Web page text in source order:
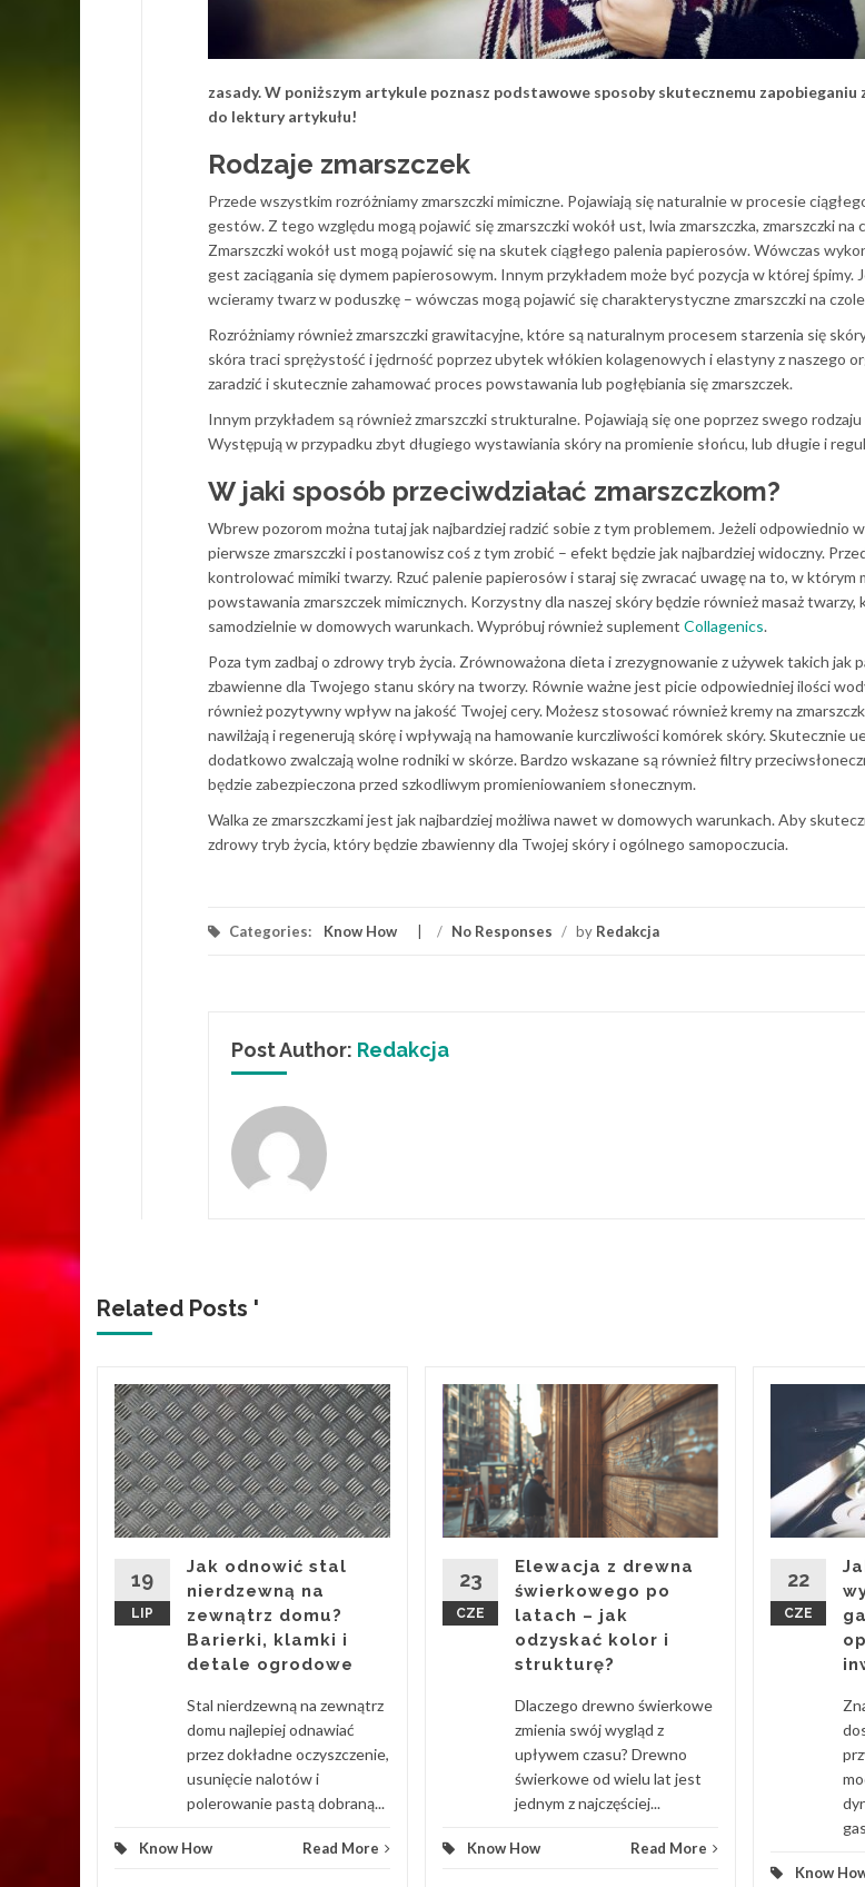
zasady. W poniższym artykule poznasz podstawowe sposoby skutecznemu zapobieganiu
do lektury artykułu!
Rodzaje zmarszczek
Przede wszystkim rozróżniamy zmarszczki mimiczne. Pojawiają się naturalnie w procesie
gestów. Z tego względu mogą pojawić się zmarszczki wokół ust, lwia zmarszczka, zmarszczki na
Zmarszczki wokół ust mogą pojawić się na skutek ciągłego palenia papierosów. Wówczas
gest zaciągania się dymem papierosowym. Innym przykładem może być pozycja w której śpimy.
wcieramy twarz w poduszkę – wówczas mogą pojawić się charakterystyczne zmarszczki na
Rozróżniamy również zmarszczki grawitacyjne, które są naturalnym procesem starzenia się
skóra traci sprężystość i jędrność poprzez ubytek włókien kolagenowych i elastyny z naszego
zaradzić i skutecznie zahamować proces powstawania lub pogłębiania się zmarszczek.
Innym przykładem są również zmarszczki strukturalne. Pojawiają się one poprzez swego
Występują w przypadku zbyt długiego wystawiania skóry na promienie słońcu, lub długie i
W jaki sposób przeciwdziałać zmarszczkom?
Wbrew pozorom można tutaj jak najbardziej radzić sobie z tym problemem. Jeżeli odpowiednio
pierwsze zmarszczki i postanowisz coś z tym zrobić – efekt będzie jak najbardziej widoczny.
kontrolować mimiki twarzy. Rzuć palenie papierosów i staraj się zwracać uwagę na to, w którym
powstawania zmarszczek mimicznych. Korzystny dla naszej skóry będzie również masaż
samodzielnie w domowych warunkach. Wypróbuj również suplement Collagenics.
Poza tym zadbaj o zdrowy tryb życia. Zrównoważona dieta i zrezygnowanie z używek takich jak
zbawienne dla Twojego stanu skóry na tworzy. Równie ważne jest picie odpowiedniej ilości
również pozytywny wpływ na jakość Twojej cery. Możesz stosować również kremy na
nawilżają i regenerują skórę i wpływają na hamowanie kurczliwości komórek skóry. Skutecznie
dodatkowo zwalczają wolne rodniki w skórze. Bardzo wskazane są również filtry
będzie zabezpieczona przed szkodliwym promieniowaniem słonecznym.
Walka ze zmarszczkami jest jak najbardziej możliwa nawet w domowych warunkach. Aby
zdrowy tryb życia, który będzie zbawienny dla Twojej skóry i ogólnego samopoczucia.
Categories: Know How / No Responses / by Redakcja
Post Author: Redakcja
Related Posts '
19
LIP
Jak odnowić stal
nierdzewną na
zewnątrz domu?
Barierki, klamki i
detale ogrodowe
Stal nierdzewną na zewnątrz
domu najlepiej odnawiać
przez dokładne oczyszczenie,
usunięcie nalotów i
polerowanie pastą dobraną...
Know How Read More
23
CZE
Elewacja z drewna
świerkowego po
latach – jak
odzyskać kolor i
strukturę?
Dlaczego drewno świerkowe
zmienia swój wygląd z
upływem czasu? Drewno
świerkowe od wielu lat jest
jednym z najczęściej...
Know How Read More
22
CZE
Know